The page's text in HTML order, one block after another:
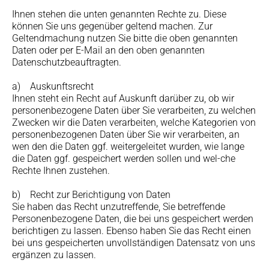
Ihnen stehen die unten genannten Rechte zu. Diese
können Sie uns gegenüber geltend machen. Zur
Geltendmachung nutzen Sie bitte die oben genannten
Daten oder per E-Mail an den oben genannten
Datenschutzbeauftragten.
a) Auskunftsrecht
Ihnen steht ein Recht auf Auskunft darüber zu, ob wir
personenbezogene Daten über Sie verarbeiten, zu welchen
Zwecken wir die Daten verarbeiten, welche Kategorien von
personenbezogenen Daten über Sie wir verarbeiten, an
wen den die Daten ggf. weitergeleitet wurden, wie lange
die Daten ggf. gespeichert werden sollen und wel-che
Rechte Ihnen zustehen.
b) Recht zur Berichtigung von Daten
Sie haben das Recht unzutreffende, Sie betreffende
Personenbezogene Daten, die bei uns gespeichert werden
berichtigen zu lassen. Ebenso haben Sie das Recht einen
bei uns gespeicherten unvollständigen Datensatz von uns
ergänzen zu lassen.